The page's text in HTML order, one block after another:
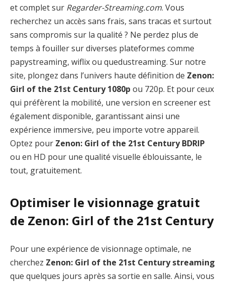
et complet sur Regarder-Streaming.com. Vous
recherchez un accès sans frais, sans tracas et surtout
sans compromis sur la qualité ? Ne perdez plus de
temps à fouiller sur diverses plateformes comme
papystreaming, wiflix ou quedustreaming. Sur notre
site, plongez dans l’univers haute définition de Zenon:
Girl of the 21st Century 1080p ou 720p. Et pour ceux
qui préfèrent la mobilité, une version en screener est
également disponible, garantissant ainsi une
expérience immersive, peu importe votre appareil.
Optez pour Zenon: Girl of the 21st Century BDRIP
ou en HD pour une qualité visuelle éblouissante, le
tout, gratuitement.
Optimiser le visionnage gratuit
de Zenon: Girl of the 21st Century
Pour une expérience de visionnage optimale, ne
cherchez Zenon: Girl of the 21st Century streaming
que quelques jours après sa sortie en salle. Ainsi, vous